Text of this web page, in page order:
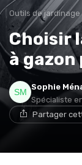
Outils de jardinage
Choisir
à
Sophie
Spécialiste
Partager